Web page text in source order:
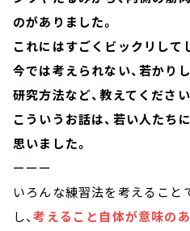
のがありました。
これにはすごくビックリして
今では考えられない、若かり
研究方法など、教えてください
こういうお話は、若い人たち
思いました。
ーーー
いろんな練習法を考えること
し、考えること自体が意味の